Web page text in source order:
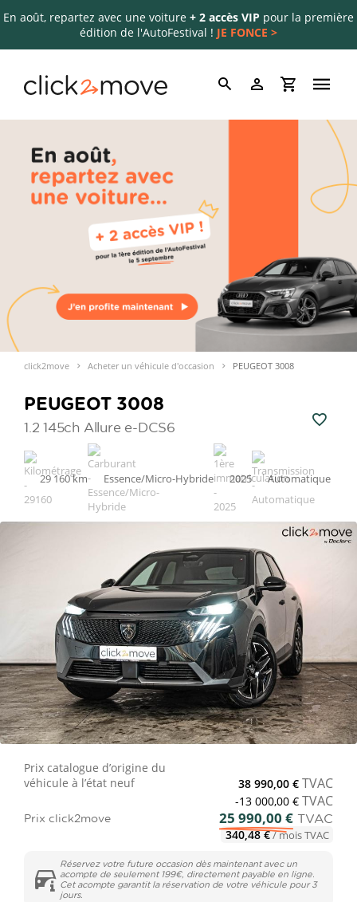
En août, repartez avec une voiture + 2 accès VIP pour la première
édition de l'AutoFestival ! JE FONCE >
click2move Acheter un véhicule d'occasion PEUGEOT 3008
PEUGEOT 3008
1.2 145ch Allure e-DCS6
29 160 km Essence/Micro-Hybride 2025 Automatique
Prix catalogue d’origine du
véhicule à l’état neuf
38 990,00 € TVAC
-13 000,00 € TVAC
Prix click2move 25 990,00 € TVAC
340,48 €/ mois TVAC
Réservez votre future occasion dès maintenant avec un
acompte de seulement 199€, directement payable en ligne.
Cet acompte garantit la réservation de votre véhicule pour 3
jours.